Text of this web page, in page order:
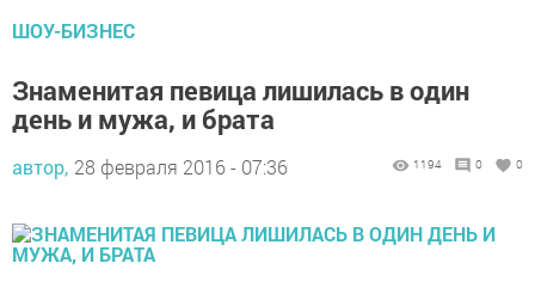
ШОУ-БИЗНЕС
Знаменитая певица лишилась в один
день и мужа, и брата
автор, 28 февраля 2016 - 07:36 1194 0 0